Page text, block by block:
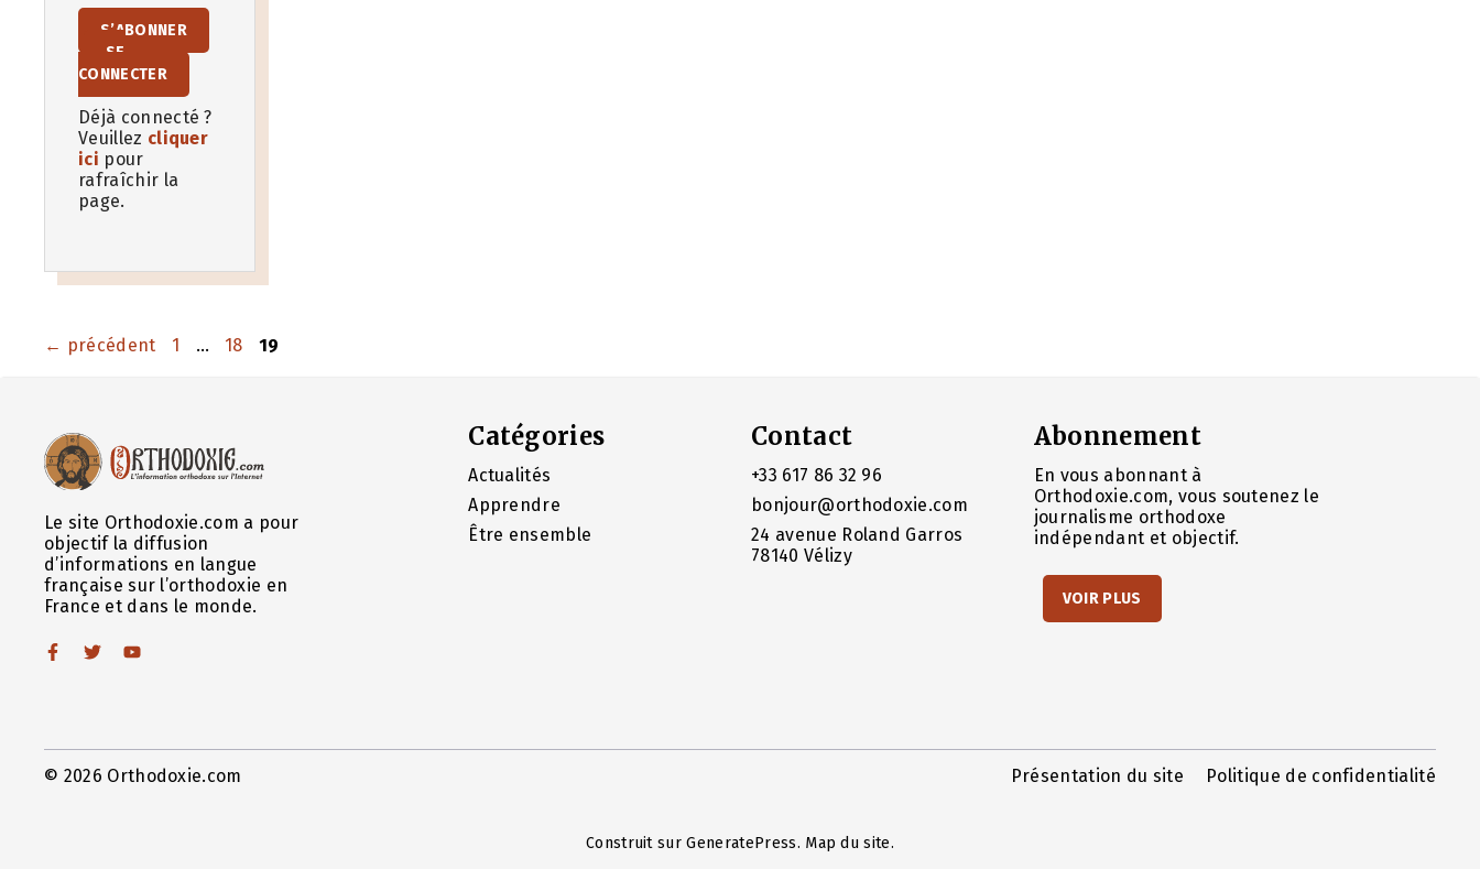
S’ABONNER
SE
CONNECTER
Déjà connecté ?
Veuillez cliquer
ici pour
rafraîchir la
page.
← précédent Page
1 … Page
18 Page
19
Le site Orthodoxie.com a pour
objectif la diffusion
d’informations en langue
française sur l’orthodoxie en
France et dans le monde.
Catégories
Actualités
Apprendre
Être ensemble
Contact
+33 617 86 32 96
bonjour@orthodoxie.com
24 avenue Roland Garros
78140 Vélizy
Abonnement
En vous abonnant à
Orthodoxie.com, vous soutenez le
journalisme orthodoxe
indépendant et objectif.
VOIR PLUS
© 2026 Orthodoxie.com Présentation du site Politique de confidentialité
Construit surGeneratePress. Map du site.